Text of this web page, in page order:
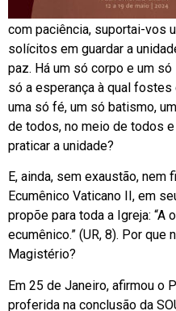
com paciência, suportai-vos
solícitos em guardar a
paz. Há um só corpo e um
só a esperança à qual fostes
uma só fé, um só batismo,
de todos, no meio de todos
praticar a unidade?
E, ainda, sem exaustão, nem
Ecumênico Vaticano II, em
propõe para toda a Igreja: “A
ecumênico.” (UR, 8). Por
Magistério?
Em 25 de Janeiro, afirmou o
proferida na conclusão da